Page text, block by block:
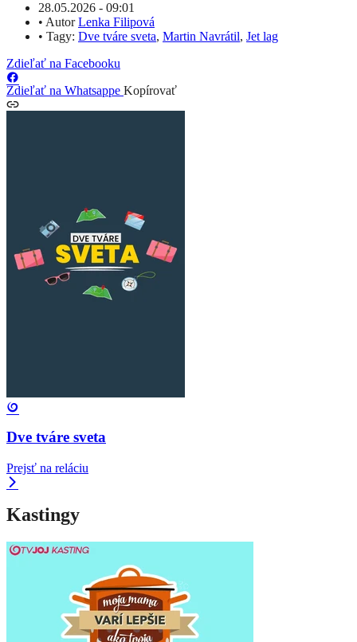
28.05.2026 - 09:01
• AutorLenka Filipová
• Tagy: Dve tváre sveta, Martin Navrátil, Jet lag
Zdieľať na Facebooku
Zdieľať na Whatsappe Kopírovať
Dve tváre sveta
Prejsť na reláciu
Kastingy